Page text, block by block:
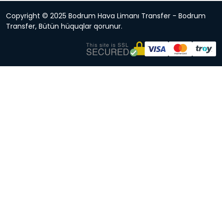
Copyright © 2025 Bodrum Hava Limanı Transfer - Bodrum
Transfer, Bütün hüquqlar qorunur.